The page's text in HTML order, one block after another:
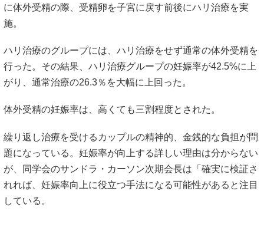
に体外受精の際、受精卵を子宮に戻す前後にハリ治療を実
施。
ハリ治療のグループには、ハリ治療をせず通常の体外受精を
行った。その結果、ハリ治療グループの妊娠率が42.5%に上
がり、通常治療の26.3％を大幅に上回った。
体外受精の妊娠率は、高くても三割程度とされた。
繰り返し治療を受けるカップルの精神的、金銭的な負担が問
題になっている。妊娠率が向上する詳しい理由は分からない
が、同学会のサンドラ・カーソン次期会長は「確実に検証さ
れれば、妊娠率向上に役立つ手法になる可能性があると注目
している。